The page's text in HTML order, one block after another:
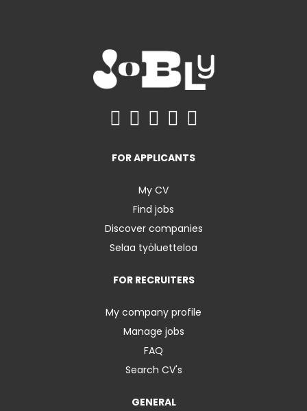
FOR APPLICANTS
My CV
Find jobs
Discover companies
Selaa työluetteloa
FOR RECRUITERS
My company profile
Manage jobs
FAQ
Search CV's
GENERAL